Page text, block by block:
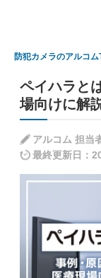
防犯カメラのアルコム
ペイハラと
場向けに解
アルコム 担当
最終更新日：